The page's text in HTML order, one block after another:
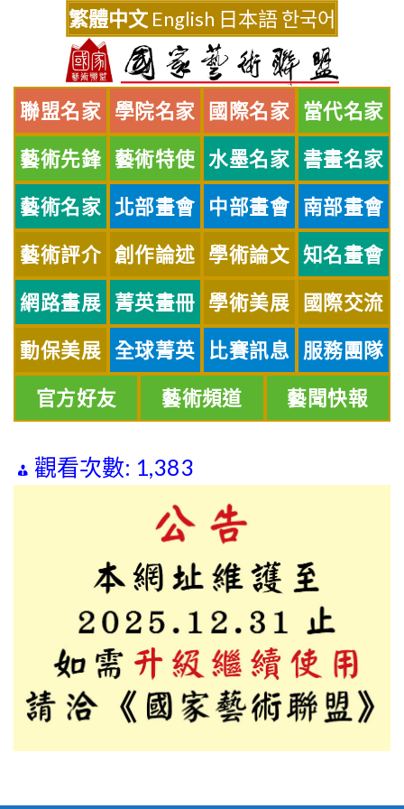
繁體中文 English 日本語한국어
聯盟名家 學院名家 國際名家 當代名家
藝術先鋒 藝術特使 水墨名家 書畫名家
藝術名家 北部畫會 中部畫會 南部畫會
藝術評介 創作論述 學術論文 知名畫會
網路畫展 菁英畫冊 學術美展 國際交流
動保美展 全球菁英 比賽訊息 服務團隊
官方好友 藝術頻道 藝聞快報
觀看次數: 1,383